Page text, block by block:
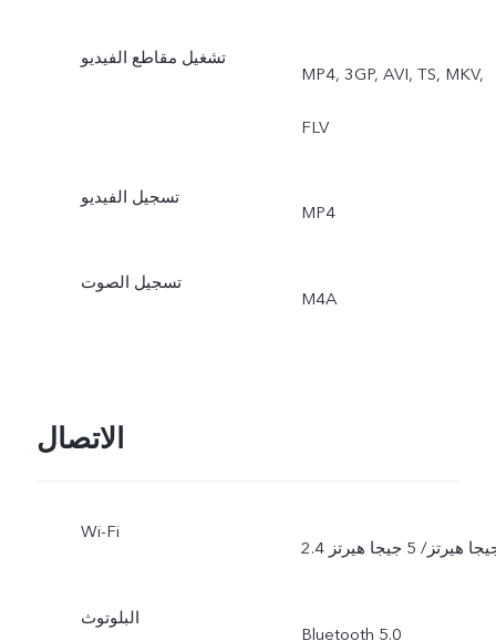
تشغيل مقاطع الفيديو
MP4, 3GP, AVI, TS, MKV,
FLV
تسجيل الفيديو
MP4
تسجيل الصوت
M4A
الاتصال
Wi-Fi
جيجا هيرتز/ 5 جيجا هيرتز
البلوتوث
Bluetooth 5.0